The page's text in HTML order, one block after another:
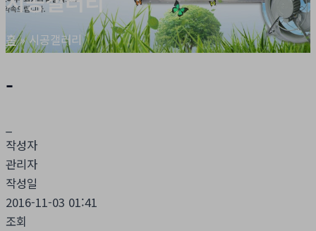
홈 시공갤러리
-
작성자
관리자
작성일
2016-11-03 01:41
조회